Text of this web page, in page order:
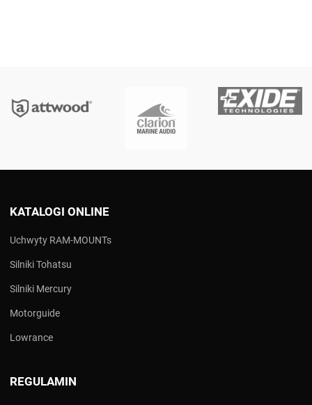
KATALOGI ONLINE
Uchwyty RAM-MOUNTs
Silniki Tohatsu
Silniki Mercury
Motorguide
Lowrance
REGULAMIN